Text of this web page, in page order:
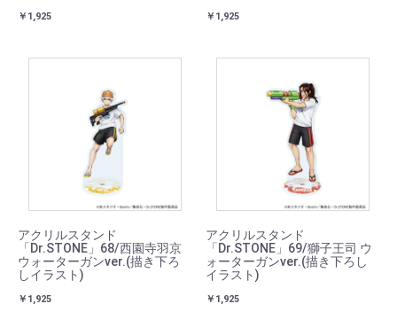
￥1,925 ￥1,925
アクリルスタンド
「Dr.STONE」68/西園寺羽京
ウォーターガンver.(描き下ろ
しイラスト)
￥1,925
アクリルスタンド
「Dr.STONE」69/獅子王司 ウ
ォーターガンver.(描き下ろし
イラスト)
￥1,925